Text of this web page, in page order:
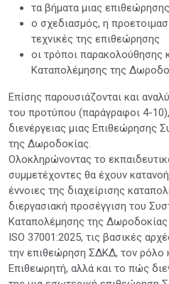
τα βήματα μιας
ο σχεδιασμός, η
τεχνικές της επιθεώρησης
οι τρόποι παρακολούθησης
Καταπολέμησης της
Επίσης παρουσιάζονται και
του προτύπου (παράγραφοι 4-
διενέργειας μιας Επιθεώρησης
της Δωροδοκίας.
Ολοκληρώνοντας το
συμμετέχοντες θα έχουν
έννοιες της διαχείρισης
διεργασιακή προσέγγιση του
Καταπολέμησης της Δωροδοκίας
ISO 37001:2025, τις βασικές
την επιθεώρηση ΣΔΚΔ, τον ρόλο
Επιθεωρητή, αλλά και το πώς